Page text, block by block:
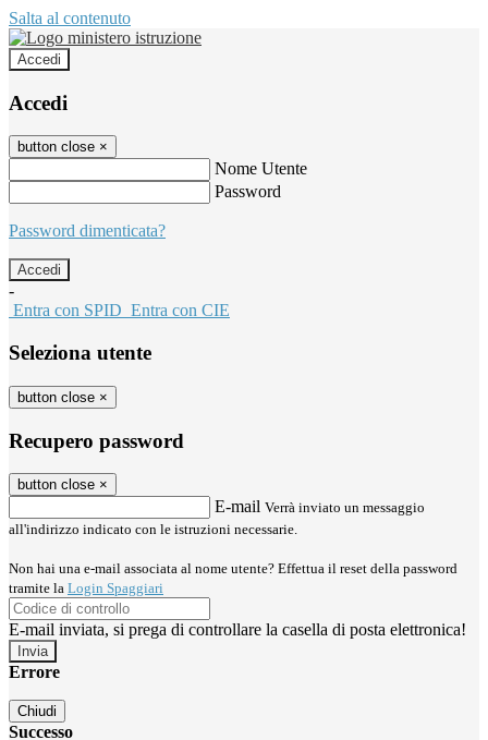
Salta al contenuto
Accedi
Accedi
button close ×
Nome Utente
Password
Password dimenticata?
-
Entra con SPID Entra con CIE
Seleziona utente
button close ×
Recupero password
button close ×
E-mail Verrà inviato un messaggio
all'indirizzo indicato con le istruzioni necessarie.
Non hai una e-mail associata al nome utente? Effettua il reset della password
tramite la Login Spaggiari
E-mail inviata, si prega di controllare la casella di posta elettronica!
Errore
Chiudi
Successo